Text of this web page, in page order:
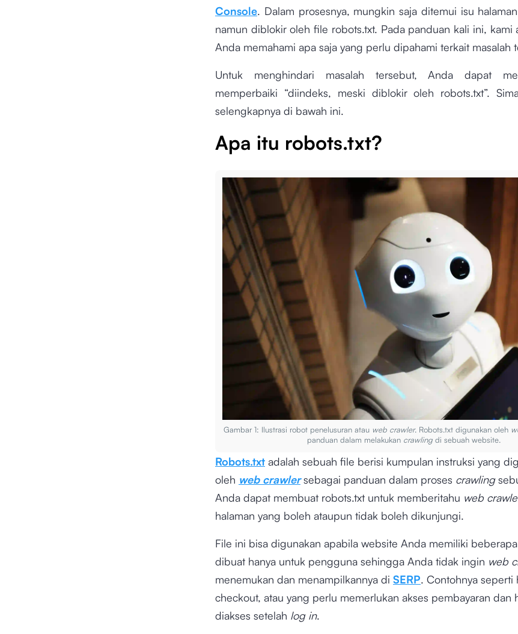
Console. Dalam prosesnya, mungkin saja ditemui isu
namun diblokir oleh file robots.txt. Pada panduan kali ini, kami
Anda memahami apa saja yang perlu dipahami terkait masalah
Untuk menghindari masalah tersebut, Anda dapat
memperbaiki “diindeks, meski diblokir oleh robots.txt”.
selengkapnya di bawah ini.
Apa itu robots.txt?
Gambar 1: Ilustrasi robot penelusuran atau web crawler. Robots.txt digunakan oleh
panduan dalam melakukan crawlingdi sebuah website.
Robots.txtadalah sebuah file berisi kumpulan instruksi yang
oleh web crawlersebagai panduan dalam proses crawling
Anda dapat membuat robots.txt untuk memberitahu web
halaman yang boleh ataupun tidak boleh dikunjungi.
File ini bisa digunakan apabila website Anda memiliki
dibuat hanya untuk pengguna sehingga Anda tidak ingin web
menemukan dan menampilkannya di SERP. Contohnya seperti
checkout, atau yang perlu memerlukan akses pembayaran dan
diakses setelah log in.